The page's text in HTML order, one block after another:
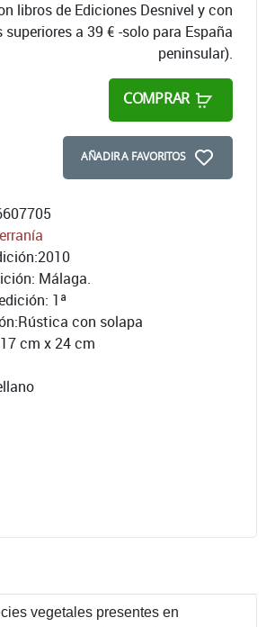
libros de Ediciones Desnivel y con
superiores a 39 € -solo para España
peninsular).
COMPRAR
AÑADIR A FAVORITOS
2010
Málaga.
1ª
Rústica con solapa
cm x 24 cm
vegetales presentes en